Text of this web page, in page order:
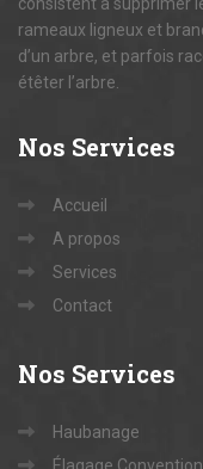
rameaux ligneux et
d’un arbre, et parfois
étêter l’arbre.
Nos Services
Accueil
A propos
Services
Contact
Nos Services
Haubanage